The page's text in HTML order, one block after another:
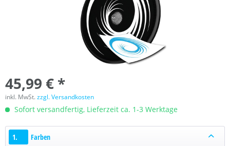
45,99 € *
inkl. MwSt.zzgl. Versandkosten
Sofort versandfertig, Lieferzeit ca. 1-3 Werktage
1. Farben